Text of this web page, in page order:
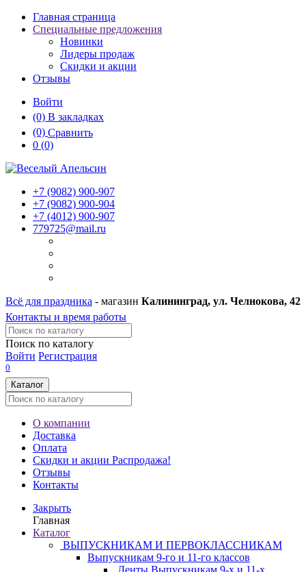
Главная страница
Специальные предложения
Новинки
Лидеры продаж
Скидки и акции
Отзывы
Войти
(0) В закладках
(0) Сравнить
0 (0)
+7 (9082) 900-907
+7 (9082) 900-904
+7 (4012) 900-907
779725@mail.ru
Всё для праздника - магазин Калининград, ул. Челнокова, 42
Контакты и время работы
Поиск по каталогу
Войти Регистрация
0
Каталог
О компании
Доставка
Оплата
Скидки и акции Распродажа!
Отзывы
Контакты
Закрыть
Главная
Каталог
ВЫПУСКНИКАМ И ПЕРВОКЛАССНИКАМ
Выпускникам 9-го и 11-го классов
Ленты Выпускникам 9-х и 11-х